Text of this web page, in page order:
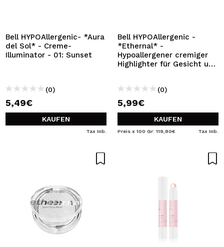
Durch die Erstellung eines Kontos bei Maquillalia.de
können Sie Ihre Einkäufe schnell tätigen, den Status Ihrer
Bestellungen überprüfen und Ihre bisherigen Vorgänge
BENUTZERKONTO ERSTELLEN
Bell HYPOAllergenic- *Aura
del Sol* - Creme-
Illuminator - 01: Sunset
(0)
5,49€
KAUFEN
Tax Inb.
Bell HYPOAllergenic -
*Ethernal* -
Hypoallergener cremiger
Highlighter für Gesicht und
(0)
5,99€
KAUFEN
Preis x 100 Gr: 119,80€ Tax Inb.